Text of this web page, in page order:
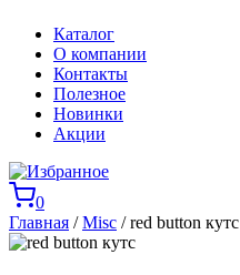
Каталог
О компании
Контакты
Полезное
Новинки
Акции
0
Главная /Misc / red button кутс